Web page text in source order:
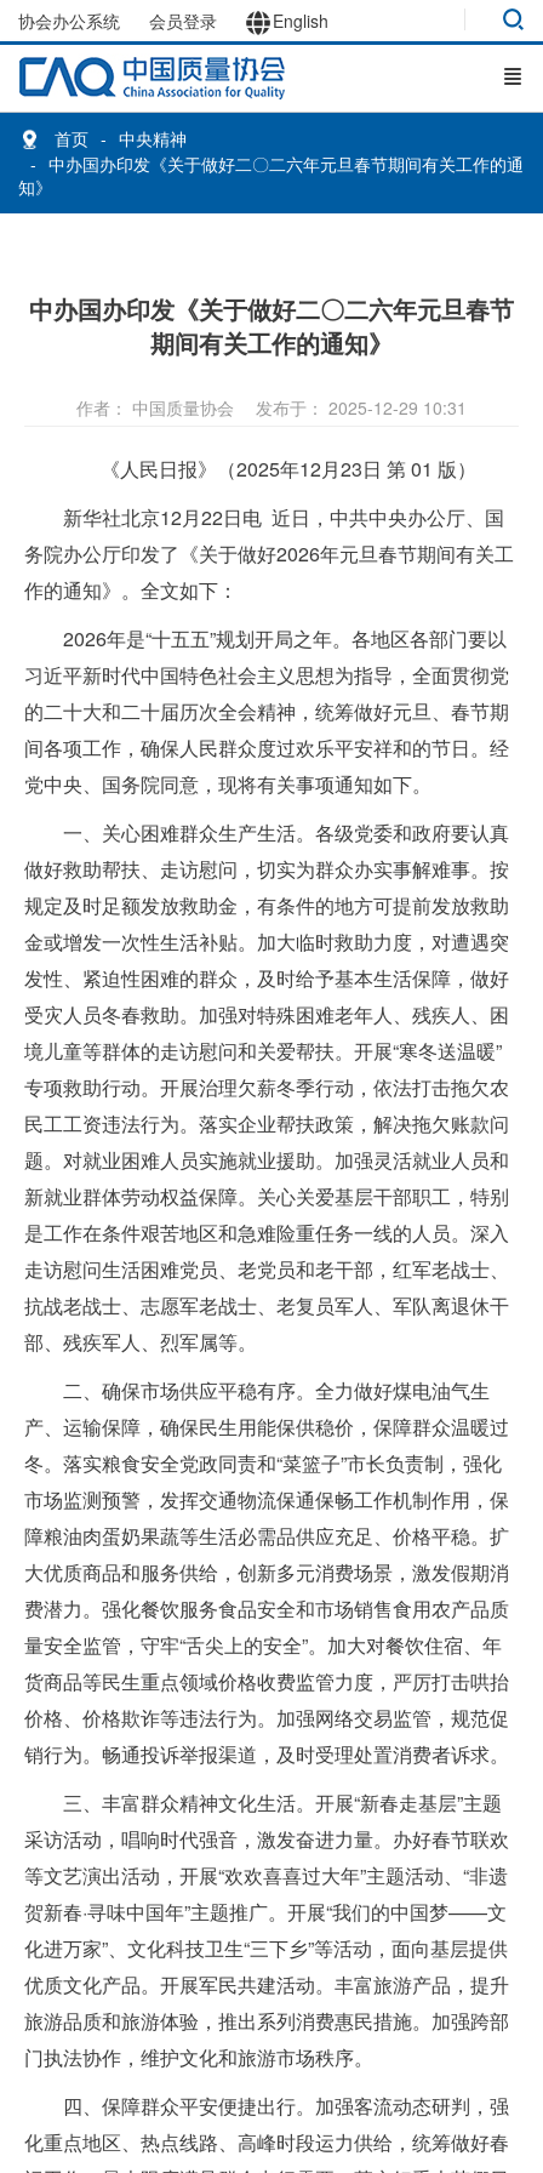
协会办公系统 会员登录 English
首页
中央精神
中办国办印发《关于做好二〇二六年元旦春节期间有关工作的通
知》
中办国办印发《关于做好二〇二六年元旦春节
期间有关工作的通知》
作者： 中国质量协会 发布于： 2025-12-29 10:31
《人民日报》（2025年12月23日 第 01 版）
新华社北京12月22日电 近日，中共中央办公厅、国
务院办公厅印发了《关于做好2026年元旦春节期间有关工
作的通知》。全文如下：
2026年是“十五五”规划开局之年。各地区各部门要以
习近平新时代中国特色社会主义思想为指导，全面贯彻党
的二十大和二十届历次全会精神，统筹做好元旦、春节期
间各项工作，确保人民群众度过欢乐平安祥和的节日。经
党中央、国务院同意，现将有关事项通知如下。
一、关心困难群众生产生活。各级党委和政府要认真
做好救助帮扶、走访慰问，切实为群众办实事解难事。按
规定及时足额发放救助金，有条件的地方可提前发放救助
金或增发一次性生活补贴。加大临时救助力度，对遭遇突
发性、紧迫性困难的群众，及时给予基本生活保障，做好
受灾人员冬春救助。加强对特殊困难老年人、残疾人、困
境儿童等群体的走访慰问和关爱帮扶。开展“寒冬送温暖”
专项救助行动。开展治理欠薪冬季行动，依法打击拖欠农
民工工资违法行为。落实企业帮扶政策，解决拖欠账款问
题。对就业困难人员实施就业援助。加强灵活就业人员和
新就业群体劳动权益保障。关心关爱基层干部职工，特别
是工作在条件艰苦地区和急难险重任务一线的人员。深入
走访慰问生活困难党员、老党员和老干部，红军老战士、
抗战老战士、志愿军老战士、老复员军人、军队离退休干
部、残疾军人、烈军属等。
二、确保市场供应平稳有序。全力做好煤电油气生
产、运输保障，确保民生用能保供稳价，保障群众温暖过
冬。落实粮食安全党政同责和“菜篮子”市长负责制，强化
市场监测预警，发挥交通物流保通保畅工作机制作用，保
障粮油肉蛋奶果蔬等生活必需品供应充足、价格平稳。扩
大优质商品和服务供给，创新多元消费场景，激发假期消
费潜力。强化餐饮服务食品安全和市场销售食用农产品质
量安全监管，守牢“舌尖上的安全”。加大对餐饮住宿、年
货商品等民生重点领域价格收费监管力度，严厉打击哄抬
价格、价格欺诈等违法行为。加强网络交易监管，规范促
销行为。畅通投诉举报渠道，及时受理处置消费者诉求。
三、丰富群众精神文化生活。开展“新春走基层”主题
采访活动，唱响时代强音，激发奋进力量。办好春节联欢
等文艺演出活动，开展“欢欢喜喜过大年”主题活动、“非遗
贺新春·寻味中国年”主题推广。开展“我们的中国梦——文
化进万家”、文化科技卫生“三下乡”等活动，面向基层提供
优质文化产品。开展军民共建活动。丰富旅游产品，提升
旅游品质和旅游体验，推出系列消费惠民措施。加强跨部
门执法协作，维护文化和旅游市场秩序。
四、保障群众平安便捷出行。加强客流动态研判，强
化重点地区、热点线路、高峰时段运力供给，统筹做好春